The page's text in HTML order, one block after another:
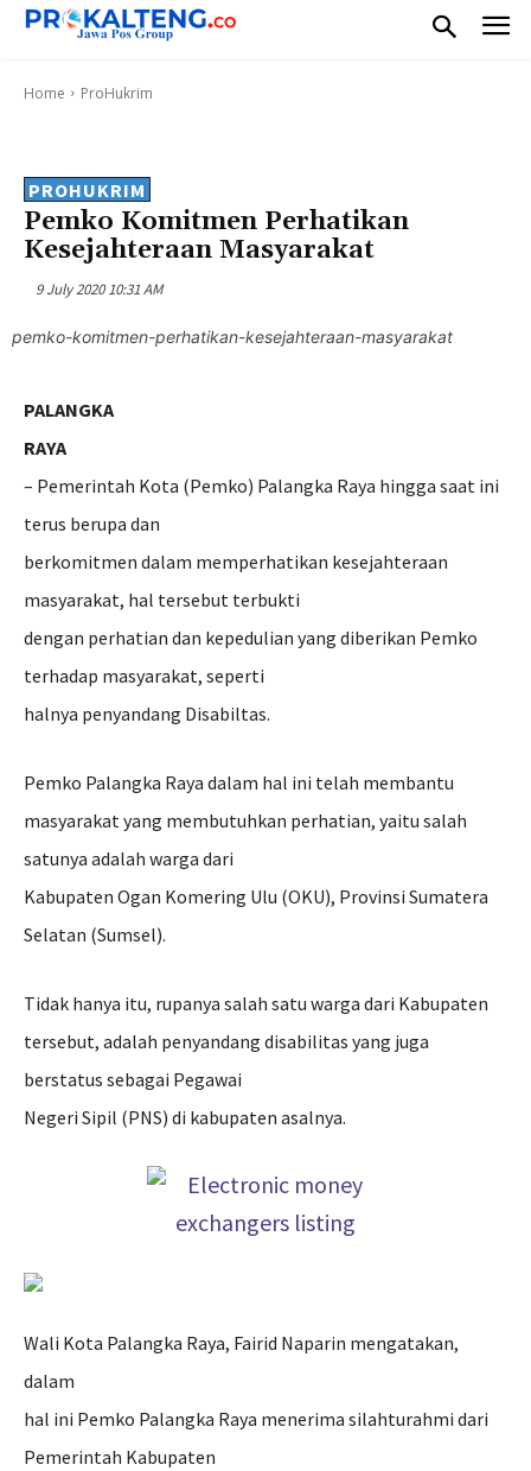
Home ProHukrim
PROHUKRIM
Pemko Komitmen Perhatikan
Kesejahteraan Masyarakat
9 July 2020 10:31 AM
pemko-komitmen-perhatikan-kesejahteraan-masyarakat
PALANGKA
RAYA
– Pemerintah Kota (Pemko) Palangka Raya hingga saat ini
terus berupa dan
berkomitmen dalam memperhatikan kesejahteraan
masyarakat, hal tersebut terbukti
dengan perhatian dan kepedulian yang diberikan Pemko
terhadap masyarakat, seperti
halnya penyandang Disabiltas.
Pemko Palangka Raya dalam hal ini telah membantu
masyarakat yang membutuhkan perhatian, yaitu salah
satunya adalah warga dari
Kabupaten Ogan Komering Ulu (OKU), Provinsi Sumatera
Selatan (Sumsel).
Tidak hanya itu, rupanya salah satu warga dari Kabupaten
tersebut, adalah penyandang disabilitas yang juga
berstatus sebagai Pegawai
Negeri Sipil (PNS) di kabupaten asalnya.
Wali Kota Palangka Raya, Fairid Naparin mengatakan,
dalam
hal ini Pemko Palangka Raya menerima silahturahmi dari
Pemerintah Kabupaten